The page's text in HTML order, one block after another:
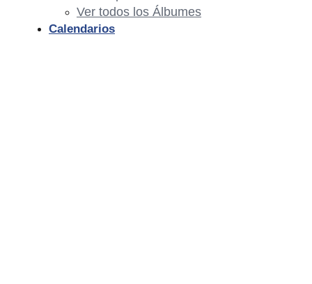
Ver todos los Álbumes
Calendarios